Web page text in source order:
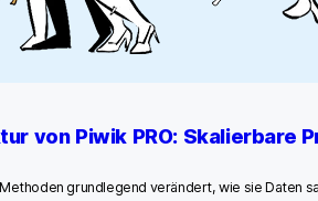
von Piwik PRO: Skalierbare
grundlegend verändert, wie sie Daten